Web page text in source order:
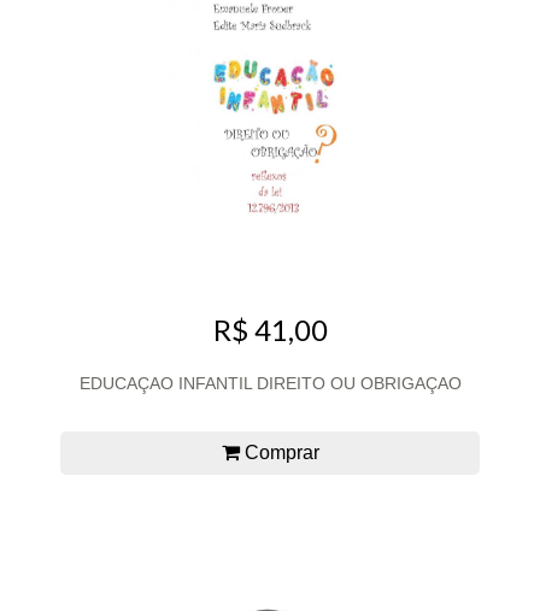
R$ 41,00
EDUCAÇAO INFANTIL DIREITO OU OBRIGAÇAO
Comprar